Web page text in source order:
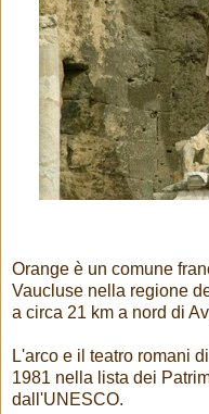
Orange è un comune
Vaucluse nella regione
a circa 21 km a nord di
L'arco e il teatro romani
1981 nella lista dei
dall'UNESCO.